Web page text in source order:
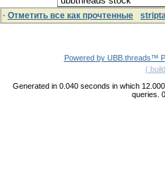
· Отметить все как прочтенные
Powered by UBB.threads™
(
Generated in 0.040 seconds in which
queries.